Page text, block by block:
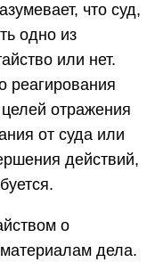
что суд,
одно из
или нет.
реагирования
отражения
от суда или
действий,
о
дела.